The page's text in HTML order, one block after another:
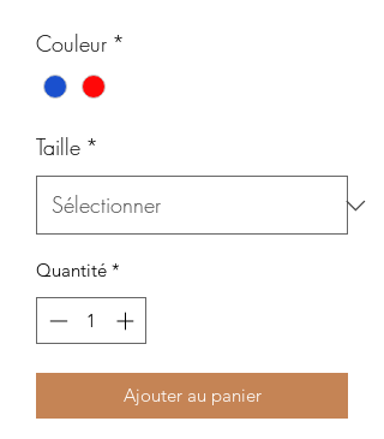
Couleur *
Taille *
Quantité *
Ajouter au panier